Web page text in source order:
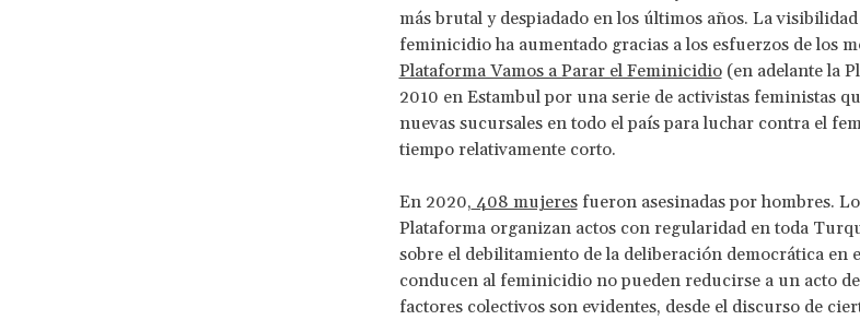
más brutal y despiadado en los últimos años. La
feminicidio ha aumentado gracias a los esfuerzos de los
Plataforma Vamos a Parar el Feminicidio(en adelante la
2010 en Estambul por una serie de activistas feministas
nuevas sucursales en todo el país para luchar contra el
tiempo relativamente corto.
En 2020, 408 mujeresfueron asesinadas por hombres.
Plataforma organizan actos con regularidad en toda
sobre el debilitamiento de la deliberación democrática en
conducen al feminicidio no pueden reducirse a un acto
factores colectivos son evidentes, desde el discurso de